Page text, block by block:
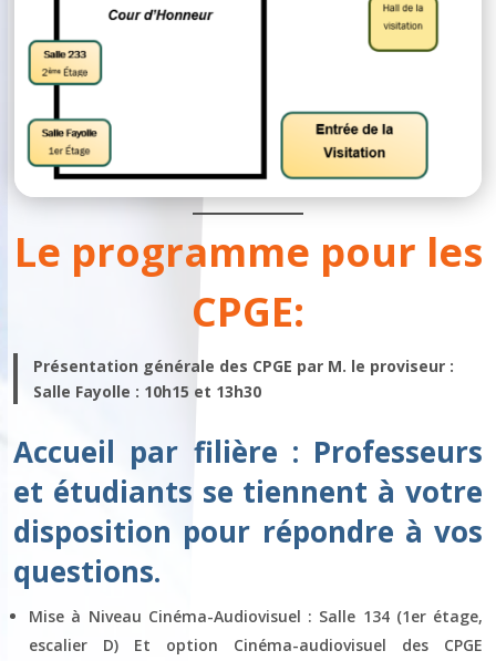
Le programme pour les
CPGE:
Présentation générale des CPGE par M. le proviseur :
Salle Fayolle : 10h15 et 13h30
Accueil par filière : Professeurs
et étudiants se tiennent à votre
disposition pour répondre à vos
questions.
Mise à Niveau Cinéma-Audiovisuel : Salle 134 (1er étage,
escalier D) Et option Cinéma-audiovisuel des CPGE